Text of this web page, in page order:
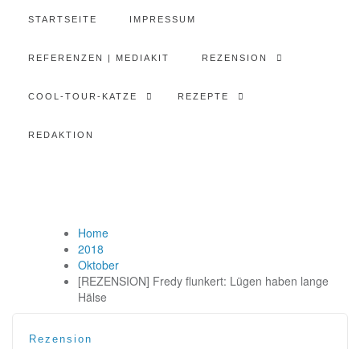
STARTSEITE IMPRESSUM
REFERENZEN | MEDIAKIT REZENSION
COOL-TOUR-KATZE REZEPTE
REDAKTION
Home
2018
Oktober
[REZENSION] Fredy flunkert: Lügen haben lange
Hälse
Rezension